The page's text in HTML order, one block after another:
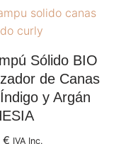
Sólido BIO
de Canas
y Argán
€ IVA Inc.